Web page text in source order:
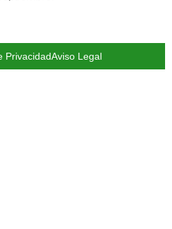
PrivacidadAviso Legal